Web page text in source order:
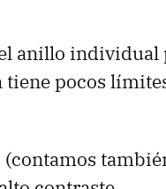
anillo individual
pocos